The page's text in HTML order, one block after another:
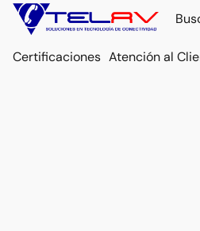
Certificaciones Atención al